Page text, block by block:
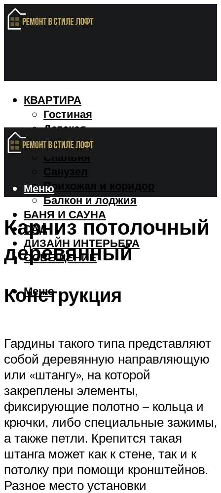
КВАРТИРА
Гостиная
Детская
Кухня
Спальня
Санузел
Прихожая и коридор
Балкон и лоджия
БАНЯ И САУНА
САД
ДИЗАЙН ИНТЕРЬЕРА
ОСВЕЩЕНИЕ
Меню
Меню
Карниз потолочный
деревянный
Конструкция
Гардины такого типа представляют
собой деревянную направляющую
или «штангу», на которой
закреплены элементы,
фиксирующие полотно – кольца и
крючки, либо специальные зажимы,
а также петли. Крепится такая
штанга может как к стене, так и к
потолку при помощи кронштейнов.
Разное место установки